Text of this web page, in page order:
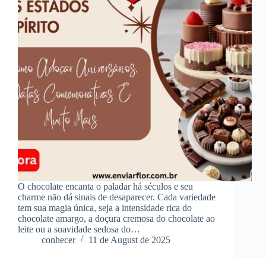
O chocolate encanta o paladar há séculos e seu
charme não dá sinais de desaparecer. Cada variedade
tem sua magia única, seja a intensidade rica do
chocolate amargo, a doçura cremosa do chocolate ao
leite ou a suavidade sedosa do…
conhecer
11 de August de 2025